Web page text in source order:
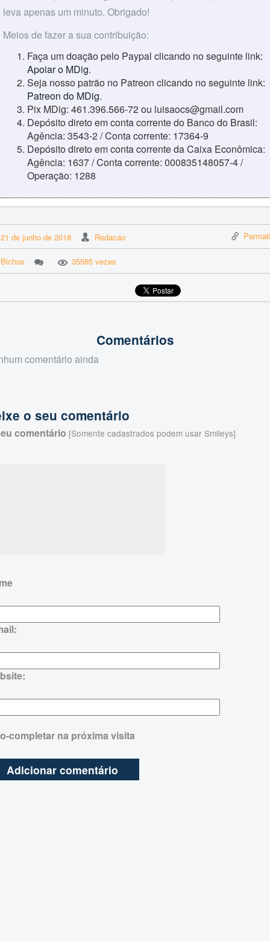
leva apenas um minuto. Obrigado!
Meios de fazer a sua contribuição:
Faça um doação pelo Paypal clicando no seguinte link:
Apoiar o MDig.
Seja nosso patrão no Patreon clicando no seguinte link:
Patreon do MDig.
Pix MDig: 461.396.566-72 ou luisaocs@gmail.com
Depósito direto em conta corrente do Banco do Brasil:
Agência: 3543-2 / Conta corrente: 17364-9
Depósito direto em conta corrente da Caixa Econômica:
Agência: 1637 / Conta corrente: 000835148057-4 /
Operação: 1288
21 de junho de 2018 Redacao
Bichos 35565 vezes
Comentários
comentário ainda
o seu comentário
comentário [Somente cadastrados podem usar Smileys]
completar na próxima visita